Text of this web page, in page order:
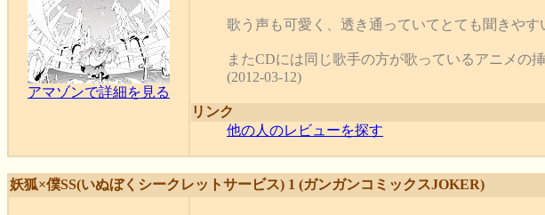
アマゾンで詳細を見る
歌う声も可愛く、透き通っていてとても聞きやす
またCDには同じ歌手の方が歌っているアニメの
(2012-03-12)
リンク
他の人のレビューを探す
妖狐×僕SS(いぬぼくシークレットサービス) 1 (ガンガンコミックスJOKER)